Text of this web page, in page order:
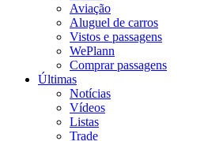
Aviação
Aluguel de carros
Vistos e passagens
WePlann
Comprar passagens
Últimas
Notícias
Vídeos
Listas
Trade